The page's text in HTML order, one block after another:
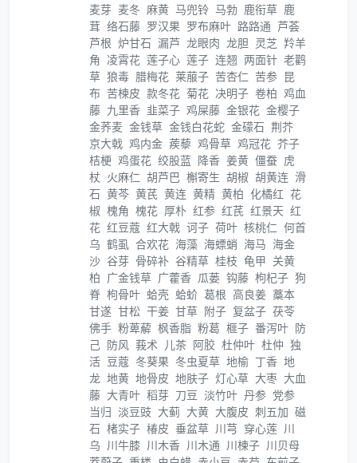
麦芽 麦冬 麻黄 马兜铃 马勃 鹿衔草 鹿
茸 络石藤 罗汉果 罗布麻叶 路路通 芦荟
芦根 炉甘石 漏芦 龙眼肉 龙胆 灵芝 羚羊
角 凌霄花 莲子心 莲子 连翘 两面针 老鹳
草 狼毒 腊梅花 莱菔子 苦杏仁 苦参 昆
布 苦楝皮 款冬花 菊花 决明子 卷柏 鸡血
藤 九里香 韭菜子 鸡屎藤 金银花 金樱子
金荞麦 金钱草 金钱白花蛇 金礞石 荆芥
京大戟 鸡内金 蒺藜 鸡骨草 鸡冠花 芥子
桔梗 鸡蛋花 绞股蓝 降香 姜黄 僵蚕 虎
杖 火麻仁 胡芦巴 槲寄生 胡椒 胡黄连 滑
石 黄芩 黄芪 黄连 黄精 黄柏 化橘红 花
椒 槐角 槐花 厚朴 红参 红芪 红景天 红
花 红豆蔻 红大戟 诃子 荷叶 核桃仁 何首
乌 鹤虱 合欢花 海藻 海螵蛸 海马 海金
沙 谷芽 骨碎补 谷精草 桂枝 龟甲 关黄
柏 广金钱草 广藿香 瓜蒌 钩藤 枸杞子 狗
脊 枸骨叶 蛤壳 蛤蚧 葛根 高良姜 藁本
甘遂 甘松 干姜 甘草 附子 复盆子 茯苓
佛手 粉萆薢 枫香脂 粉葛 榧子 番泻叶 防
己 防风 莪术 儿茶 阿胶 杜仲叶 杜仲 独
活 豆蔻 冬葵果 冬虫夏草 地榆 丁香 地
龙 地黄 地骨皮 地肤子 灯心草 大枣 大血
藤 大青叶 稻芽 刀豆 淡竹叶 丹参 党参
当归 淡豆豉 大蓟 大黄 大腹皮 刺五加 磁
石 楮实子 椿皮 垂盆草 川芎 穿心莲 川
乌 川牛膝 川木香 川木通 川楝子 川贝母